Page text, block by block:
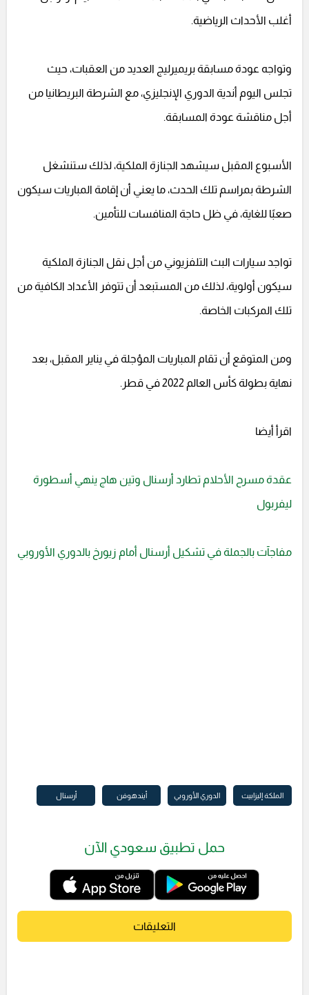
أغلب الأحداث الرياضية.
وتواجه عودة مسابقة بريميرليج العديد من العقبات، حيث
تجلس اليوم أندية الدوري الإنجليزي، مع الشرطة البريطانيا من
أجل مناقشة عودة المسابقة.
الأسبوع المقبل سيشهد الجنازة الملكية، لذلك ستنشغل
الشرطة بمراسم تلك الحدث، ما يعني أن إقامة المباريات سيكون
صعبًا للغاية، في ظل حاجة المنافسات للتأمين.
تواجد سيارات البث التلفزيوني من أجل نقل الجنازة الملكية
سيكون أولوية، لذلك من المستبعد أن تتوفر الأعداد الكافية من
تلك المركبات الخاصة.
ومن المتوقع أن تقام المباريات المؤجلة في يناير المقبل، بعد
نهاية بطولة كأس العالم 2022 في قطر.
اقرأ أيضا
عقدة مسرح الأحلام تطارد أرسنال وتين هاج ينهي أسطورة
ليفربول
مفاجآت بالجملة في تشكيل أرسنال أمام زيورخ بالدوري الأوروبي
الملكة إليزابيث الدوري الأوروبي أيندهوفن أرسنال
حمل تطبيق سعودي الآن
التعليقات